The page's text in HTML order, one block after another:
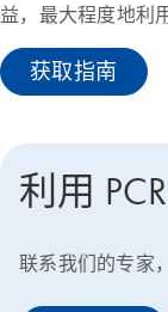
益，最大程度地利
获取指南
利用
联系我们的专家